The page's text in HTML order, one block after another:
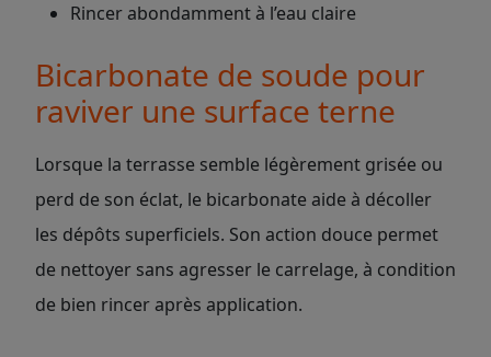
Rincer abondamment à l’eau claire
Bicarbonate de soude pour
raviver une surface terne
Lorsque la terrasse semble légèrement grisée ou
perd de son éclat, le bicarbonate aide à décoller
les dépôts superficiels. Son action douce permet
de nettoyer sans agresser le carrelage, à condition
de bien rincer après application.